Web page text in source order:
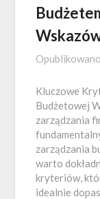
Opublikowano
Kluczowe
Budżetowej
zarządzania
zarządzania
warto
kryteriów,
idealnie